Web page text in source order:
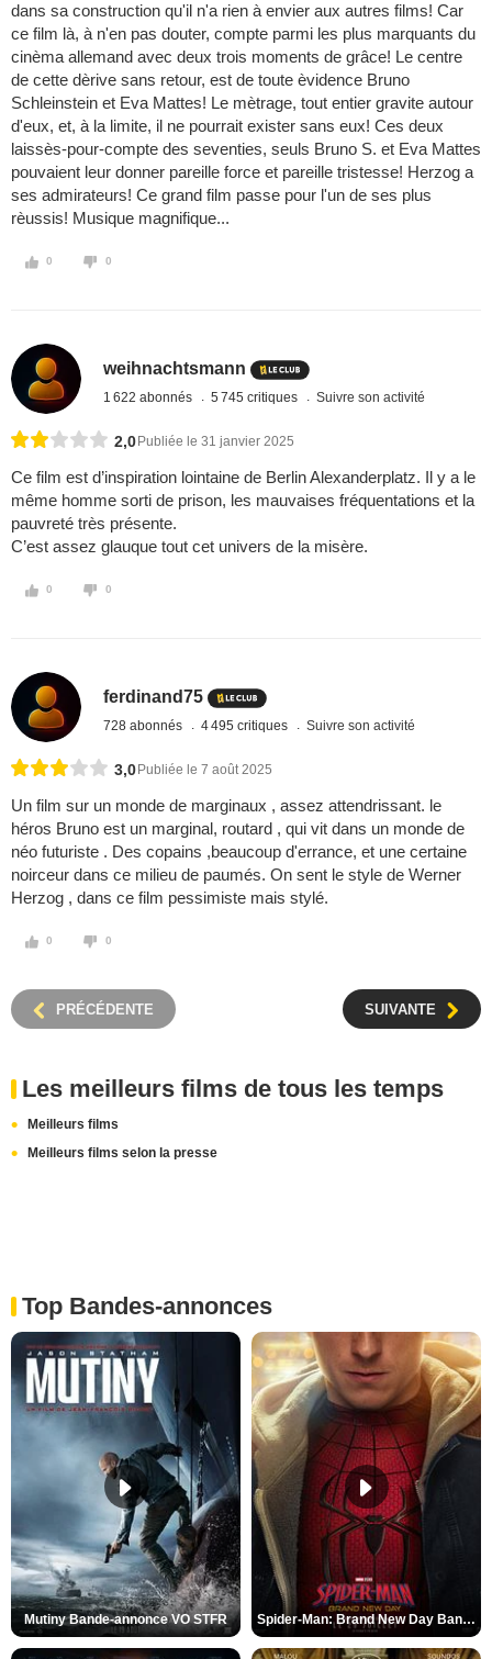
dans sa construction qu'il n'a rien à envier aux autres films! Car
ce film là, à n'en pas douter, compte parmi les plus marquants du
cinèma allemand avec deux trois moments de grâce! Le centre
de cette dèrive sans retour, est de toute èvidence Bruno
Schleinstein et Eva Mattes! Le mètrage, tout entier gravite autour
d'eux, et, à la limite, il ne pourrait exister sans eux! Ces deux
laissès-pour-compte des seventies, seuls Bruno S. et Eva Mattes
pouvaient leur donner pareille force et pareille tristesse! Herzog a
ses admirateurs! Ce grand film passe pour l'un de ses plus
rèussis! Musique magnifique...
0 0
weihnachtsmann
1 622 abonnés 5 745 critiques Suivre son activité
2,0 Publiée le 31 janvier 2025
Ce film est d’inspiration lointaine de Berlin Alexanderplatz. Il y a le
même homme sorti de prison, les mauvaises fréquentations et la
pauvreté très présente.
C’est assez glauque tout cet univers de la misère.
0 0
ferdinand75
728 abonnés 4 495 critiques Suivre son activité
3,0 Publiée le 7 août 2025
Un film sur un monde de marginaux , assez attendrissant. le
héros Bruno est un marginal, routard , qui vit dans un monde de
néo futuriste . Des copains ,beaucoup d'errance, et une certaine
noirceur dans ce milieu de paumés. On sent le style de Werner
Herzog , dans ce film pessimiste mais stylé.
0 0
PRÉCÉDENTE SUIVANTE
Les meilleurs films de tous les temps
Meilleurs films
Meilleurs films selon la presse
Top Bandes-annonces
Mutiny Bande-annonce VO STFR Spider-Man: Brand New Day Bande-annonce VO STFR